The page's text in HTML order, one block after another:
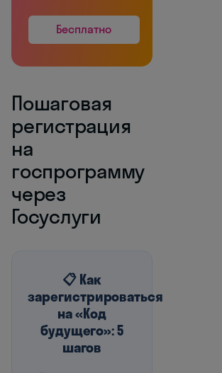
Бесплатно
Пошаговая
регистрация
на
госпрограмму
через
Госуслуги
📋 Как
зарегистрироваться
на «Код
будущего»: 5
шагов